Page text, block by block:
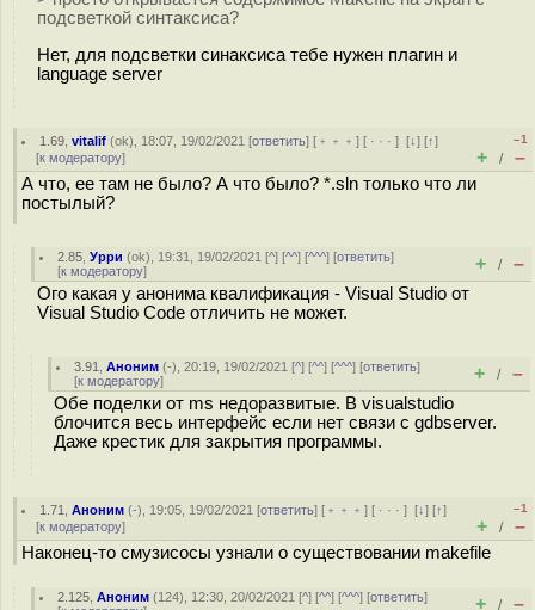
подсветкой синтаксиса?
Нет, для подсветки синаксиса тебе нужен плагин и
language server
1.69 ,vitalif (ok), 18:07, 19/02/2021 [ответить] [ ﹢﹢﹢] [ · · ·][↓] [↑]
[к модератору]
–1
+ / –
А что, ее там не было? А что было? *.sln только что ли
постылый?
2.85 ,Урри (ok), 19:31, 19/02/2021 [^] [^^] [^^^] [ответить]
[к модератору] + / –
Ого какая у анонима квалификация - Visual Studio от
Visual Studio Code отличить не может.
3.91 ,Аноним (-), 20:19, 19/02/2021 [^] [^^] [^^^] [ответить]
[к модератору] + / –
Обе поделки от ms недоразвитые. В visualstudio
блочится весь интерфейс если нет связи с gdbserver.
Даже крестик для закрытия программы.
1.71 ,Аноним (-), 19:05, 19/02/2021 [ответить] [ ﹢﹢﹢] [ · · ·][↓] [↑]
[к модератору]
–1
+ / –
Наконец-то смузисосы узнали о существовании makefile
2.125 ,Аноним (124), 12:30, 20/02/2021 [^] [^^] [^^^] [ответить]
+ / –